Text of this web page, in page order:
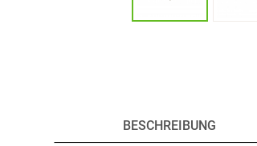
BESCHREIBUNG